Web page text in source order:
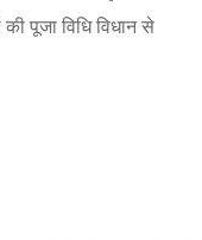
की पूजा विधि विधान से